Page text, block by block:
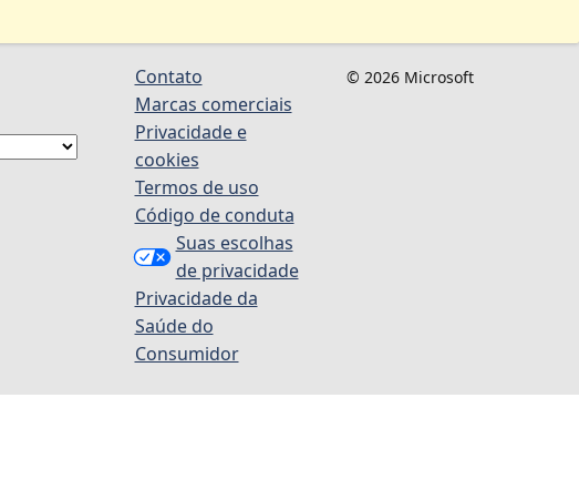
Contato
Marcas comerciais
Privacidade e
cookies
Termos de uso
Código de conduta
Suas escolhas
de privacidade
Privacidade da
Saúde do
Consumidor
© 2026 Microsoft